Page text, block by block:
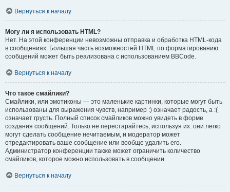
Вернуться к началу
Могу ли я использовать HTML?
Нет. На этой конференции невозможны отправка и обработка HTML-кода
в сообщениях. Большая часть возможностей HTML по форматированию
сообщений может быть реализована с использованием BBCode.
Вернуться к началу
Что такое смайлики?
Смайлики, или эмотиконы — это маленькие картинки, которые могут быть
использованы для выражения чувств, например :) означает радость, а :(
означает грусть. Полный список смайликов можно увидеть в форме
создания сообщений. Только не перестарайтесь, используя их: они легко
могут сделать сообщение нечитаемым, и модератор может
отредактировать ваше сообщение или вообще удалить его.
Администратор конференции также может ограничить количество
смайликов, которое можно использовать в сообщении.
Вернуться к началу